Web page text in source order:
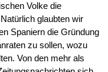
Volke die
glaubten wir
Spaniern die Gründung
zu sollen, wozu
Von den mehr als